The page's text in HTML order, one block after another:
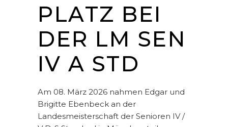
PLATZ BEI
DER LM SEN
IV A STD
Am 08. März 2026 nahmen Edgar und
Brigitte Ebenbeck an der
Landesmeisterschaft der Senioren IV /